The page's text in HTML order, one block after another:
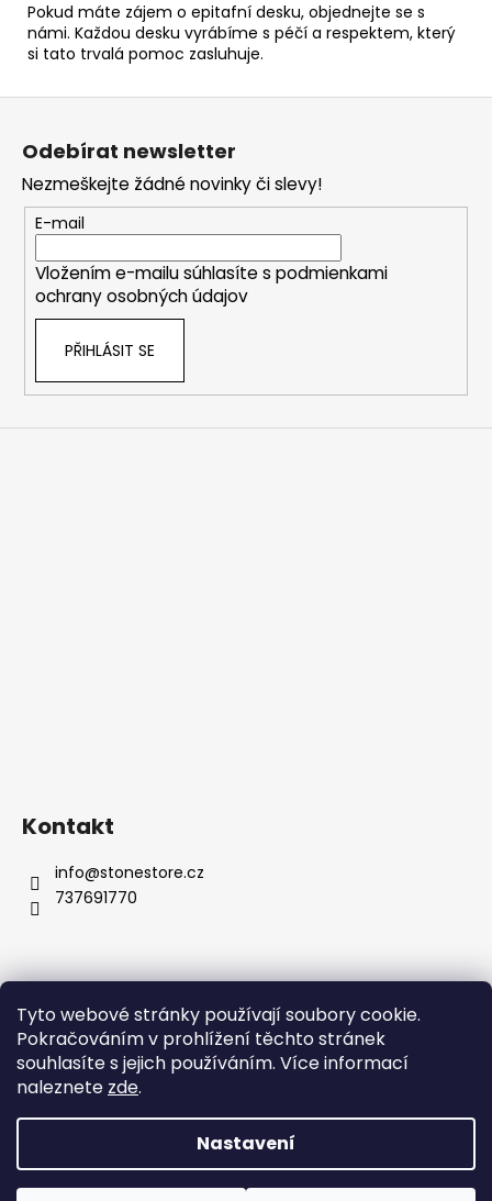
Tyto webové stránky používají soubory cookie.
Pokračováním v prohlížení těchto stránek
souhlasíte s jejich používáním. Více informací
naleznete zde.
Nastavení
Pokud máte zájem o epitafní desku, objednejte se s
námi. Každou desku vyrábíme s péčí a respektem, který
si tato trvalá pomoc zasluhuje.
Odebírat newsletter
Nezmeškejte žádné novinky či slevy!
E-mail
Vložením e-mailu súhlasíte s podmienkami
ochrany osobných údajov
PŘIHLÁSIT SE
Kontakt
info@stonestore.cz
737691770
Obchodní podmínky Podmínky ochrany osobních údajů
Velkoobchod
Kontakty
Copyright 2026STONESTORE. Všechna práva vyhrazena.